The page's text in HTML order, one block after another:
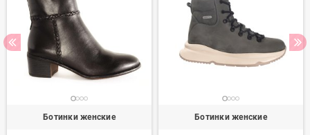
Ботинки женские Ботинки женские